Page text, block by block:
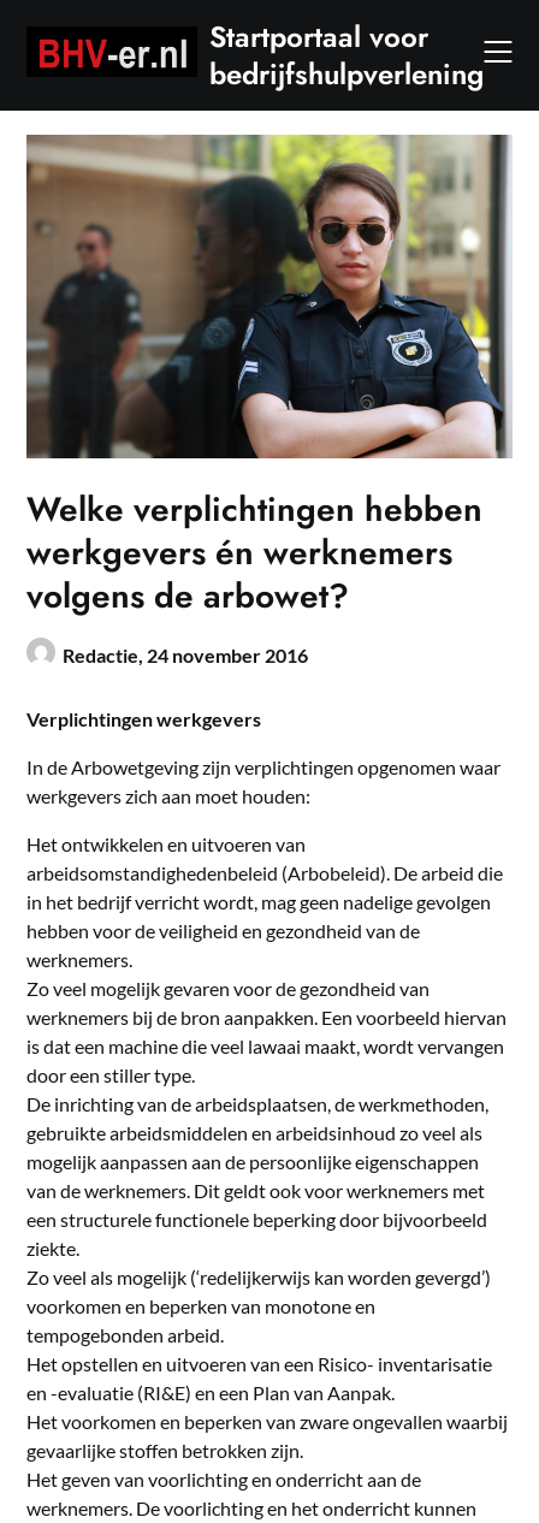
content
Startportaal voor
bedrijfshulpverlening
Welke verplichtingen hebben
werkgevers én werknemers
volgens de arbowet?
Redactie, 24 november 2016
Verplichtingen werkgevers
In de Arbowetgeving zijn verplichtingen opgenomen waar
werkgevers zich aan moet houden:
Het ontwikkelen en uitvoeren van
arbeidsomstandighedenbeleid (Arbobeleid). De arbeid die
in het bedrijf verricht wordt, mag geen nadelige gevolgen
hebben voor de veiligheid en gezondheid van de
werknemers.
Zo veel mogelijk gevaren voor de gezondheid van
werknemers bij de bron aanpakken. Een voorbeeld hiervan
is dat een machine die veel lawaai maakt, wordt vervangen
door een stiller type.
De inrichting van de arbeidsplaatsen, de werkmethoden,
gebruikte arbeidsmiddelen en arbeidsinhoud zo veel als
mogelijk aanpassen aan de persoonlijke eigenschappen
van de werknemers. Dit geldt ook voor werknemers met
een structurele functionele beperking door bijvoorbeeld
ziekte.
Zo veel als mogelijk (‘redelijkerwijs kan worden gevergd’)
voorkomen en beperken van monotone en
tempogebonden arbeid.
Het opstellen en uitvoeren van een Risico- inventarisatie
en -evaluatie (RI&E) en een Plan van Aanpak.
Het voorkomen en beperken van zware ongevallen waarbij
gevaarlijke stoffen betrokken zijn.
Het geven van voorlichting en onderricht aan de
werknemers. De voorlichting en het onderricht kunnen